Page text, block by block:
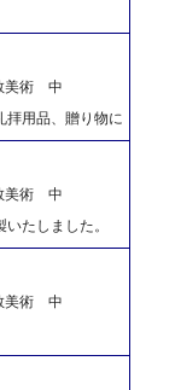
美術 中
拝用品、贈り物に
美術 中
たしました。
美術 中